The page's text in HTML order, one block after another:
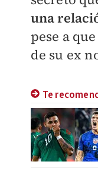
una
pese a
de su ex
Te